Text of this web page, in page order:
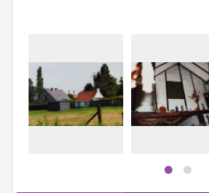
Gebeurtenis
Persoon of collectief